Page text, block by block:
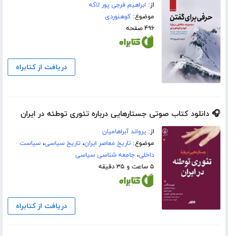
از: ابراهیم فرجی پور لاکه
موضوع:کوهنوردی
۴۹۶ صفحه
دریافت از کتابراه
🎧 دانلود کتاب صوتی جستارهایی درباره‌ تئوری توطئه در ایران
از:یرواند آبراهامیان
موضوع:تاریخ معاصر ایران،تاریخ سیاسی،سیاست
داخلی،جامعه شناسی سیاسی
۵ ساعت و ۳۵ دقیقه
دریافت از کتابراه